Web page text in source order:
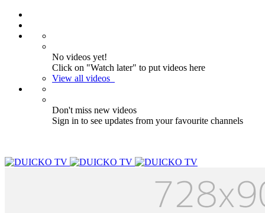
No videos yet!
Click on "Watch later" to put videos here
View all videos
Don't miss new videos
Sign in to see updates from your favourite channels